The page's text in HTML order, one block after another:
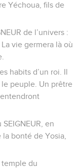
Yéchoua, fils de
de l’univers :
vie germera là où
habits d’un roi. Il
peuple. Un prêtre
en
bonté de Yosia,
du